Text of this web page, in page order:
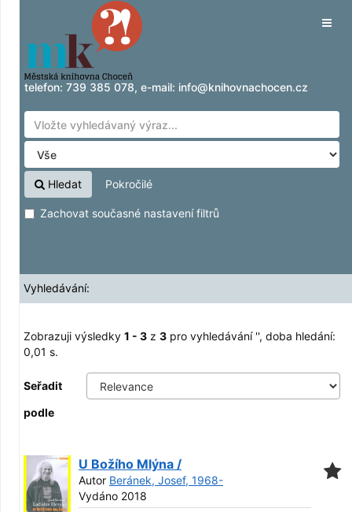
Zobrazuji výsledky1 - 3z
Přeskočit na obsah
telefon: 739 385 078, e-mail: info@knihovnachocen.cz
Hledat Pokročilé
Zachovat současné nastavení filtrů
Vyhledávání:
Zobrazuji výsledky 1 - 3 z 3 pro vyhledávání '', doba hledání:
0,01 s.
Seřadit
podle
U Božího Mlýna /
Autor Beránek, Josef, 1968-
Vydáno 2018